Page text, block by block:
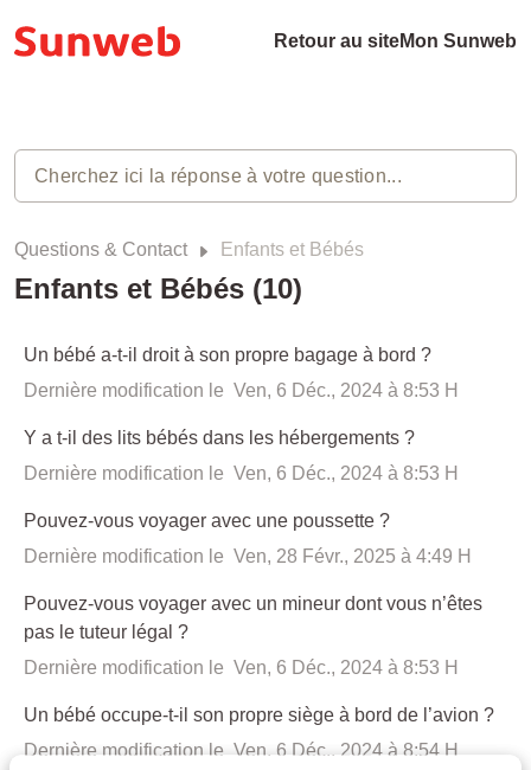
Retour au siteMon Sunweb
Questions & Contact Enfants et Bébés
Enfants et Bébés (10)
Un bébé a-t-il droit à son propre bagage à bord ?
Dernière modification le Ven, 6 Déc., 2024 à 8:53 H
Y a t-il des lits bébés dans les hébergements ?
Dernière modification le Ven, 6 Déc., 2024 à 8:53 H
Pouvez-vous voyager avec une poussette ?
Dernière modification le Ven, 28 Févr., 2025 à 4:49 H
Pouvez-vous voyager avec un mineur dont vous n’êtes
pas le tuteur légal ?
Dernière modification le Ven, 6 Déc., 2024 à 8:53 H
Un bébé occupe-t-il son propre siège à bord de l’avion ?
Dernière modification le Ven, 6 Déc., 2024 à 8:54 H